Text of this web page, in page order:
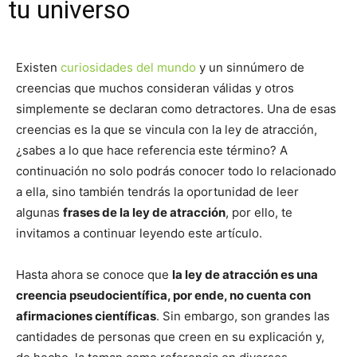
tu universo
Existen curiosidades del mundo y un sinnúmero de
creencias que muchos consideran válidas y otros
simplemente se declaran como detractores. Una de esas
creencias es la que se vincula con la ley de atracción,
¿sabes a lo que hace referencia este término? A
continuación no solo podrás conocer todo lo relacionado
a ella, sino también tendrás la oportunidad de leer
algunas frases de la ley de atracción, por ello, te
invitamos a continuar leyendo este artículo.
Hasta ahora se conoce que la ley de atracción es una
creencia pseudocientífica, por ende, no cuenta con
afirmaciones científicas. Sin embargo, son grandes las
cantidades de personas que creen en su explicación y,